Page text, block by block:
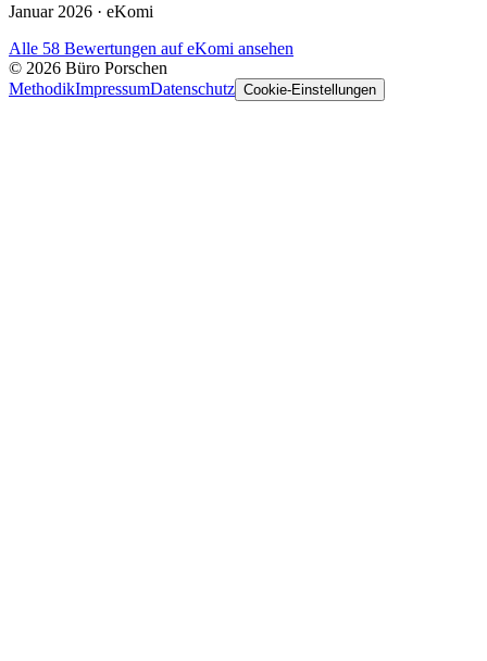
Januar 2026 · eKomi
Alle 58 Bewertungen auf eKomi ansehen
© 2026 Büro Porschen
MethodikImpressumDatenschutz Cookie-Einstellungen